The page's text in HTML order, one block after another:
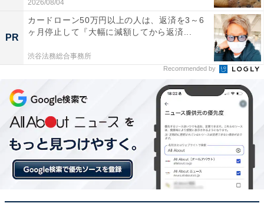
2026/08/04
PR
カードローン50万円以上の人は、返済を3～6
ヶ月停止して『大幅に減額してから返済...
渋谷法務総合事務所
Recommended by